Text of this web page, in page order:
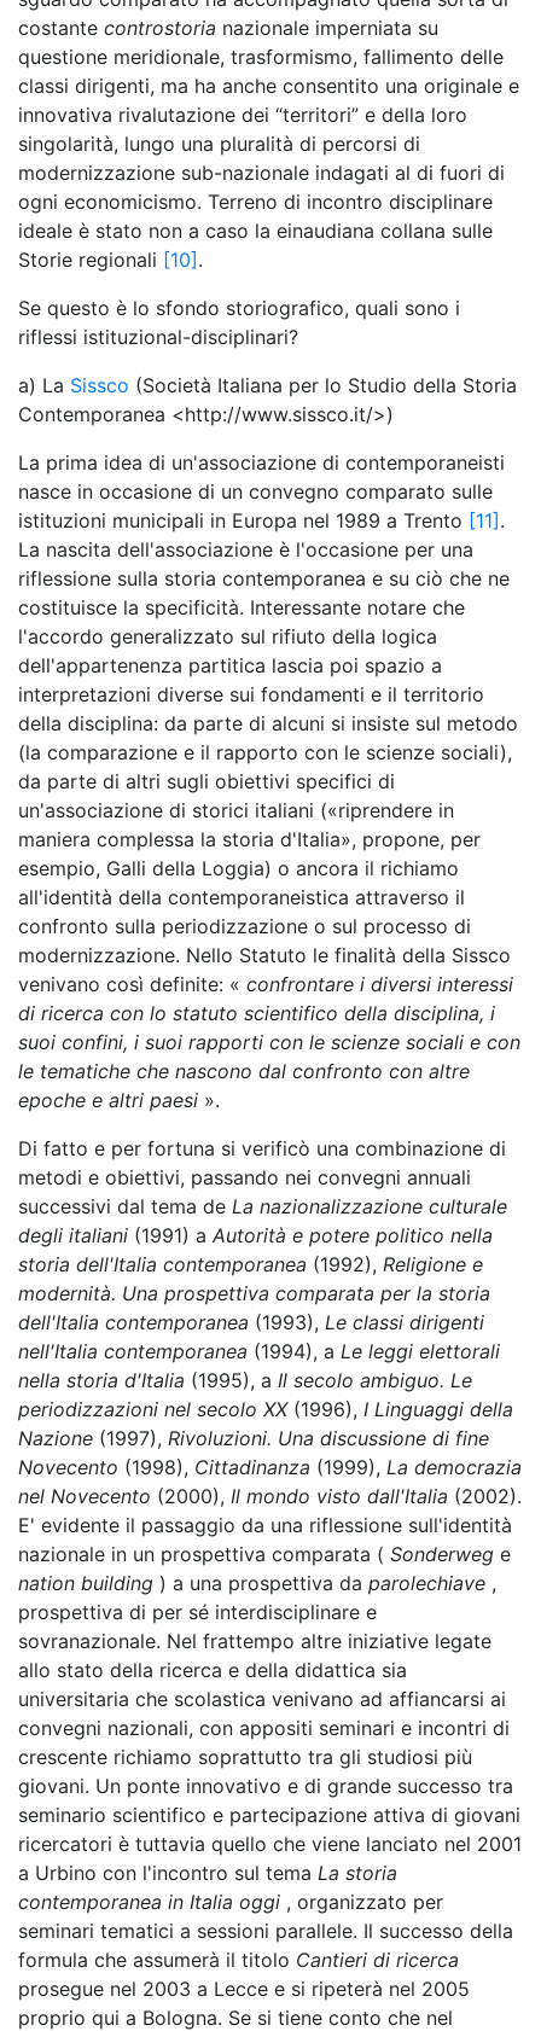
costante controstoria nazionale imperniata su
questione meridionale, trasformismo, fallimento delle
classi dirigenti, ma ha anche consentito una originale e
innovativa rivalutazione dei “territori” e della loro
singolarità, lungo una pluralità di percorsi di
modernizzazione sub-nazionale indagati al di fuori di
ogni economicismo. Terreno di incontro disciplinare
ideale è stato non a caso la einaudiana collana sulle
Storie regionali [10] .
Se questo è lo sfondo storiografico, quali sono i
riflessi istituzional-disciplinari?
a) La Sissco (Società Italiana per lo Studio della Storia
Contemporanea <http://www.sissco.it/>)
La prima idea di un'associazione di contemporaneisti
nasce in occasione di un convegno comparato sulle
istituzioni municipali in Europa nel 1989 a Trento [11] .
La nascita dell'associazione è l'occasione per una
riflessione sulla storia contemporanea e su ciò che ne
costituisce la specificità. Interessante notare che
l'accordo generalizzato sul rifiuto della logica
dell'appartenenza partitica lascia poi spazio a
interpretazioni diverse sui fondamenti e il territorio
della disciplina: da parte di alcuni si insiste sul metodo
(la comparazione e il rapporto con le scienze sociali),
da parte di altri sugli obiettivi specifici di
un'associazione di storici italiani («riprendere in
maniera complessa la storia d'Italia», propone, per
esempio, Galli della Loggia) o ancora il richiamo
all'identità della contemporaneistica attraverso il
confronto sulla periodizzazione o sul processo di
modernizzazione. Nello Statuto le finalità della Sissco
venivano così definite: « confrontare i diversi interessi
di ricerca con lo statuto scientifico della disciplina, i
suoi confini, i suoi rapporti con le scienze sociali e con
le tematiche che nascono dal confronto con altre
epoche e altri paesi ».
Di fatto e per fortuna si verificò una combinazione di
metodi e obiettivi, passando nei convegni annuali
successivi dal tema de La nazionalizzazione culturale
degli italiani (1991) a Autorità e potere politico nella
storia dell'Italia contemporanea (1992), Religione e
modernità. Una prospettiva comparata per la storia
dell'Italia contemporanea (1993), Le classi dirigenti
nell'Italia contemporanea (1994), a Le leggi elettorali
nella storia d'Italia (1995), a Il secolo ambiguo. Le
periodizzazioni nel secolo XX(1996), I Linguaggi della
Nazione (1997), Rivoluzioni. Una discussione di fine
Novecento (1998), Cittadinanza (1999), La democrazia
nel Novecento (2000), Il mondo visto dall'Italia (2002).
E' evidente il passaggio da una riflessione sull'identità
nazionale in un prospettiva comparata ( Sonderweg e
nation building ) a una prospettiva da parolechiave ,
prospettiva di per sé interdisciplinare e
sovranazionale. Nel frattempo altre iniziative legate
allo stato della ricerca e della didattica sia
universitaria che scolastica venivano ad affiancarsi ai
convegni nazionali, con appositi seminari e incontri di
crescente richiamo soprattutto tra gli studiosi più
giovani. Un ponte innovativo e di grande successo tra
seminario scientifico e partecipazione attiva di giovani
ricercatori è tuttavia quello che viene lanciato nel 2001
a Urbino con l'incontro sul tema La storia
contemporanea in Italia oggi , organizzato per
seminari tematici a sessioni parallele. Il successo della
formula che assumerà il titolo Cantieri di ricerca
prosegue nel 2003 a Lecce e si ripeterà nel 2005
proprio qui a Bologna. Se si tiene conto che nel